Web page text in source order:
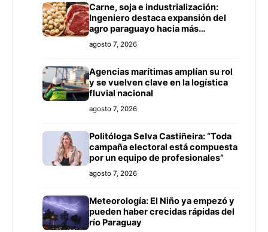
Carne, soja e industrialización:
Ingeniero destaca expansión del
agro paraguayo hacia más
mercados
agosto 7, 2026
Agencias marítimas amplían su rol
y se vuelven clave en la logística
fluvial nacional
agosto 7, 2026
Politóloga Selva Castiñeira: “Toda
campaña electoral está compuesta
por un equipo de profesionales”
agosto 7, 2026
Meteorología: El Niño ya empezó y
pueden haber crecidas rápidas del
río Paraguay